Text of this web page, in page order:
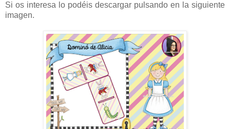
Si os interesa lo podéis descargar pulsando en la siguiente
imagen.